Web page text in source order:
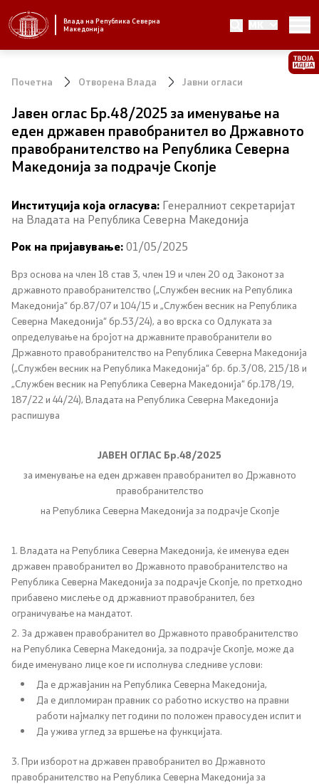
Влада на Република Северна
Македонија
MK
Стратешки приоритети и програма
Завршени планови
Стратешки план на Генералниот секретаријат
Национални стратегии
Влада
Претседател на Владата
Канцеларија на Претседателот на Владата
Заменици на Претседателот на Владата
Состав на Владата
Национални координатори
Генерален Секретаријат
Односи со јавност
Канцеларија на портпарол
Медија центар
Отворена Влада
Почетна Отворена Влада Јавни огласи
Јавен оглас Бр.48/2025 за именување на
еден државен правобранител во Државното
правобранителство на Република Северна
Македонија за подрачје Скопје
Институција која огласува: Генералниот секретаријат
на Владата на Република Северна Македонија
Рок на пријавување:01/05/2025
Врз основа на член 18 став 3, член 19 и член 20 од Законот за
државното правобранителство („Службен весник на Република
Македонија“ бр.87/07 и 104/15 и „Службен весник на Република
Северна Mакедонија“ бр.53/24), а во врска со Одлуката за
определување на бројот на државните правобранители во
Државното правобранителство на Република Северна Македонија
(„Службен весник на Република Македонија“ бр. бр.3/08, 215/18 и
„Службен весник на Република Северна Македонија“ бр.178/19,
187/22 и 44/24), Владата на Република Северна Македонија
распишува
ЈАВЕН ОГЛАС Бр.48/2025
за именување на еден државен правобранител во Државното
правобранителство
на Република Северна Македонија за подрачје Скопје
1. Владата на Република Северна Македонија, ќе именува еден
државен правобранител во Државното правобранителство на
Република Северна Македонија за подрачје Скопје, по претходно
прибавено мислење од државниот правобранител, без
ограничување на мандатот.
2. За државен правобранител во Државното правобранителство
на Република Северна Македонија, за подрачје Скопје, може да
биде именувано лице кое ги исполнува следниве услови:
Да е државјанин на Република Северна Македонија,
Да е дипломиран правник со работно искуство на правни
работи најмалку пет години по положен правосуден испит и
Да ужива углед за вршење на функцијата.
3. При изборот на државен правобранител во Државното
правобранителство на Република Северна Македонија за